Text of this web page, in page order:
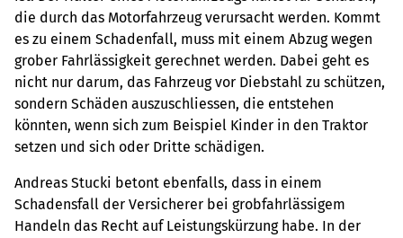
die durch das Motorfahrzeug verursacht werden. Kommt
es zu einem Schadenfall, muss mit einem Abzug wegen
grober Fahrlässigkeit gerechnet werden. Dabei geht es
nicht nur darum, das Fahrzeug vor Diebstahl zu schützen,
sondern Schäden auszuschliessen, die entstehen
könnten, wenn sich zum Beispiel Kinder in den Traktor
setzen und sich oder Dritte schädigen.
Andreas Stucki betont ebenfalls, dass in einem
Schadensfall der Versicherer bei grobfahrlässigem
Handeln das Recht auf Leistungskürzung habe. In der